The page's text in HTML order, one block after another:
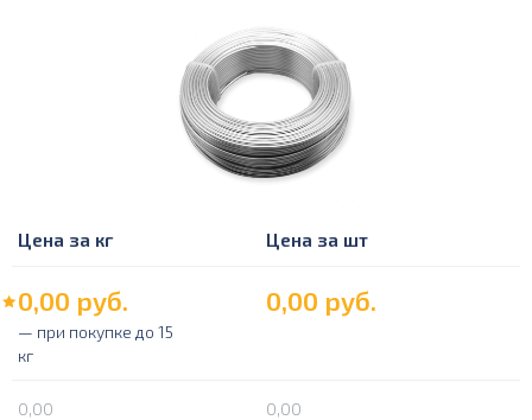
Цена за кг Цена за шт
0,00 руб. 0,00 руб.
— при покупке до 15
кг
0,00
0,00